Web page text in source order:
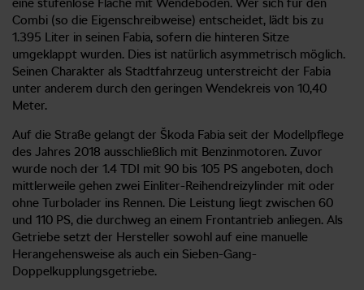
Combi (so die Eigenschreibweise) entscheidet, lädt bis zu
1.395 Liter in seinen Fabia, sofern die hinteren Sitze
umgeklappt wurden. Dies ist natürlich asymmetrisch möglich.
Seinen Charakter als Stadtfahrzeug unterstreicht der Fabia
unter anderem durch den geringen Wendekreis von 10,40
Meter.
Auf die Straße gelangt der Škoda Fabia seit der Modellpflege
des Jahres 2018 ausschließlich mit Benzinmotoren. Zuvor
wurde noch der 1.4 TDI mit 90 bis 105 PS angeboten, doch
mittlerweile gehen zwei Einliter-Reihendreizylinder mit oder
ohne Turbolader ins Rennen. Die Leistung liegt zwischen 60
und 110 PS, die durchweg an einem Frontantrieb anliegen. Als
Getriebe setzt der Hersteller sowohl auf eine manuelle
Herangehensweise als auch ein Sieben-Gang-
Doppelkupplungsgetriebe.